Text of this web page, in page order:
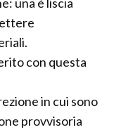
con questa
in cui sono
provvisoria